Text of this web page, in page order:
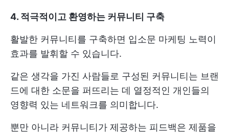
4. 적극적이고 환영하는 커뮤니티 구축
활발한 커뮤니티를 구축하면 입소문 마케팅 노력이
효과를 발휘할 수 있습니다.
같은 생각을 가진 사람들로 구성된 커뮤니티는 브랜
드에 대한 소문을 퍼뜨리는 데 열정적인 개인들의
영향력 있는 네트워크를 의미합니다.
뿐만 아니라 커뮤니티가 제공하는 피드백은 제품을